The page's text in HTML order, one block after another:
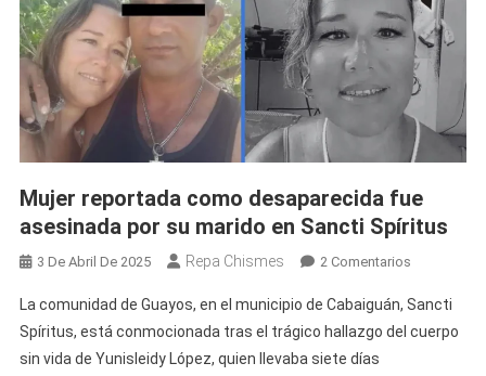
Mujer reportada como desaparecida fue
asesinada por su marido en Sancti Spíritus
3 De Abril De 2025 Repa Chismes 2 ComentariosEn
Reportada
Como
La comunidad de Guayos, en el municipio de Cabaiguán, Sancti
Spíritus, está conmocionada tras el trágico hallazgo del cuerpo
sin vida de Yunisleidy López, quien llevaba siete días